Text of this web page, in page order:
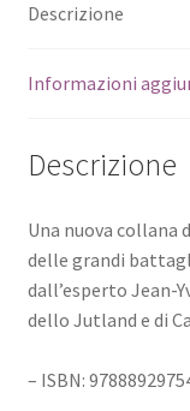
Descrizione
Informazioni
Descrizione
Una nuova collana
delle grandi
dall’esperto Jean-
dello Jutland e di
– ISBN: